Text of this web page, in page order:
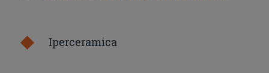
Iperceramica